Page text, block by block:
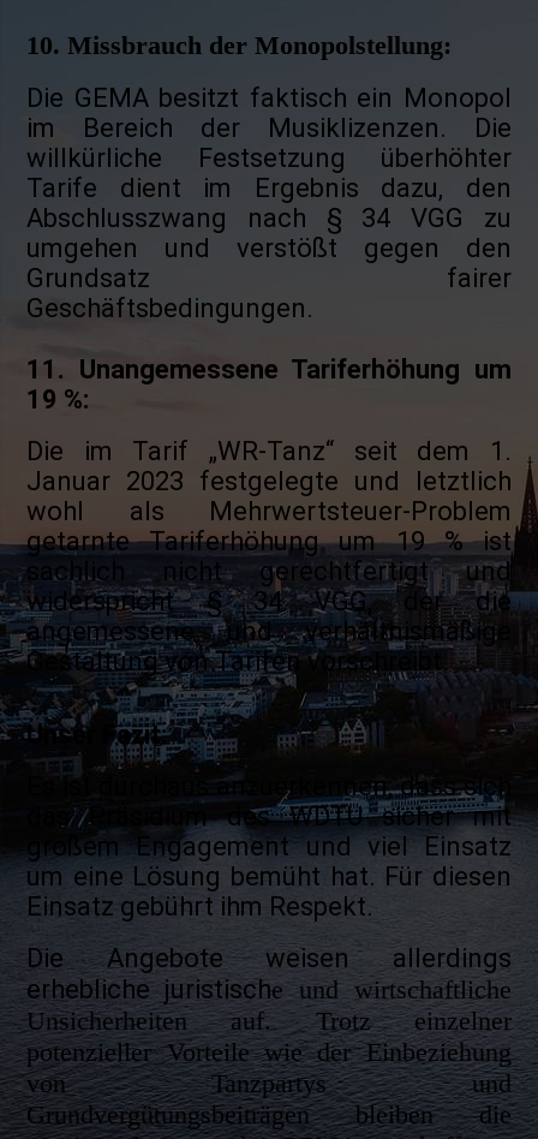
10. Missbrauch der Monopolstellung:
Die GEMA besitzt faktisch ein Monopol
im Bereich der Musiklizenzen. Die
willkürliche Festsetzung überhöhter
Tarife dient im Ergebnis dazu, den
Abschlusszwang nach § 34 VGG zu
umgehen und verstößt gegen den
Grundsatz fairer
Geschäftsbedingungen.
11. Unangemessene Tariferhöhung um
19 %:
Die im Tarif „WR-Tanz“ seit dem 1.
Januar 2023 festgelegte und letztlich
wohl als Mehrwertsteuer-Problem
getarnte Tariferhöhung um 19 % ist
sachlich nicht gerechtfertigt und
widerspricht § 34 VGG, der die
angemessene und verhältnismäßige
Gestaltung von Tarifen vorschreibt.
Unser Fazit:
Es ist durchaus anzuerkennen, dass sich
das Präsidium des WDTU sicher mit
großem Engagement und viel Einsatz
um eine Lösung bemüht hat. Für diesen
Einsatz gebührt ihm Respekt.
Die Angebote weisen allerdings
erhebliche juristische und wirtschaftliche
Unsicherheiten auf. Trotz einzelner
potenzieller Vorteile wie der Einbeziehung
von Tanzpartys und
Grundvergütungsbeiträgen bleiben die